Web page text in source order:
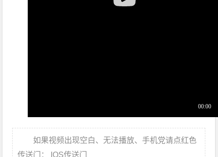
如果视频出现空白、无法播放、手机党请点红色
传送门： IOS传送门